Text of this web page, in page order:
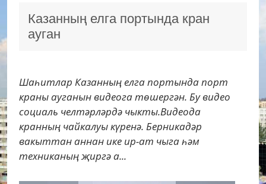
Казанның елга портында кран
ауган
Шаһитлар Казанның елга портында порт
краны ауганын видеога төшергән. Бу видео
социаль челтәрләрдә чыкты.Видеода
кранның чайкалуы күренә. Берникадәр
вакыттан аннан ике ир-ат чыга һәм
техниканың җиргә а...